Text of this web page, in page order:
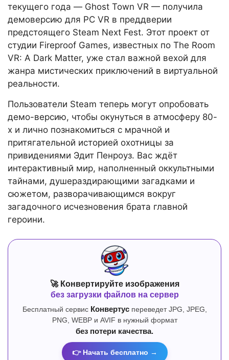
текущего года — Ghost Town VR — получила
демоверсию для PC VR в преддверии
предстоящего Steam Next Fest. Этот проект от
студии Fireproof Games, известных по The Room
VR: A Dark Matter, уже стал важной вехой для
жанра мистических приключений в виртуальной
реальности.
Пользователи Steam теперь могут опробовать
демо-версию, чтобы окунуться в атмосферу 80-
х и лично познакомиться с мрачной и
притягательной историей охотницы за
привидениями Эдит Пенроуз. Вас ждёт
интерактивный мир, наполненный оккультными
тайнами, душераздирающими загадками и
сюжетом, разворачивающимся вокруг
загадочного исчезновения брата главной
героини.
🚀 Конвертируйте изображения
без загрузки файлов на сервер
Бесплатный сервис Конвертуспереведет JPG, JPEG,
PNG, WEBP и AVIF в нужный формат
без потери качества.
👉 Начать бесплатно →